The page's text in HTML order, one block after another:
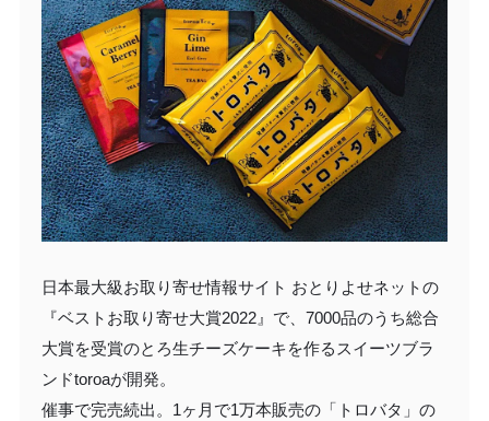
日本最大級お取り寄せ情報サイト おとりよせネットの
『ベストお取り寄せ大賞2022』で、7000品のうち総合
大賞を受賞のとろ生チーズケーキを作るスイーツブラ
ンドtoroaが開発。
催事で完売続出。1ヶ月で1万本販売の「トロバタ」の